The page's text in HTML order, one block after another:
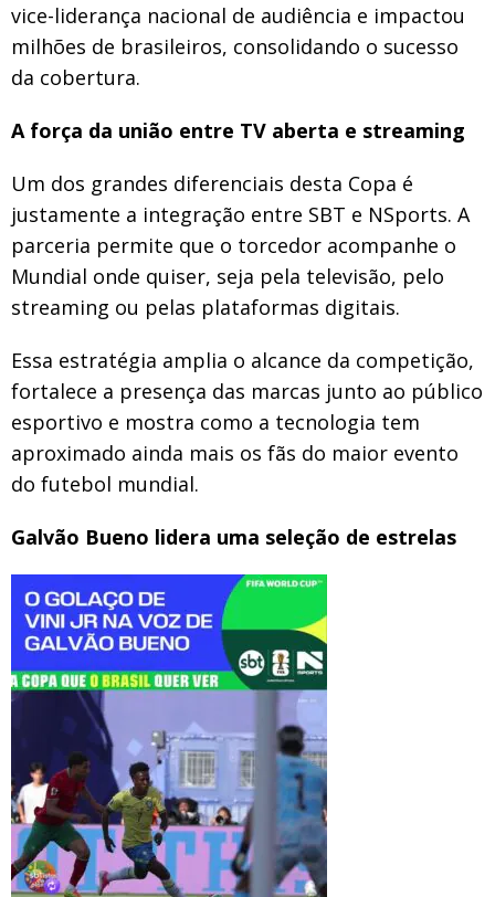
vice-liderança nacional de audiência e impactou
milhões de brasileiros, consolidando o sucesso
da cobertura.
A força da união entre TV aberta e streaming
Um dos grandes diferenciais desta Copa é
justamente a integração entre SBT e NSports. A
parceria permite que o torcedor acompanhe o
Mundial onde quiser, seja pela televisão, pelo
streaming ou pelas plataformas digitais.
Essa estratégia amplia o alcance da competição,
fortalece a presença das marcas junto ao público
esportivo e mostra como a tecnologia tem
aproximado ainda mais os fãs do maior evento
do futebol mundial.
Galvão Bueno lidera uma seleção de estrelas